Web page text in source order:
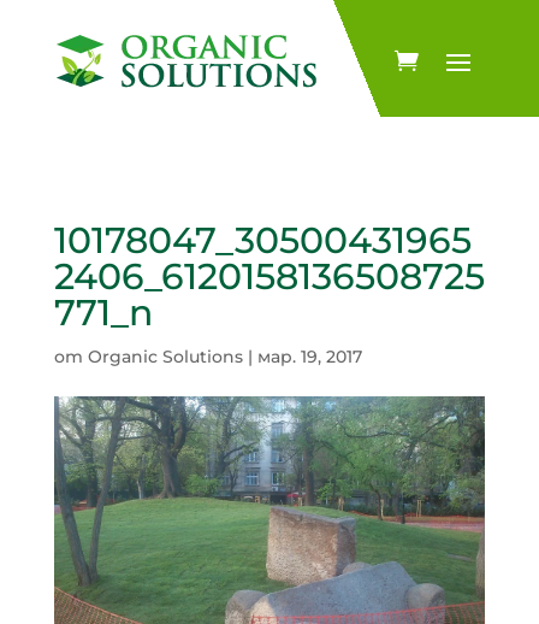
10178047_30500431965
2406_6120158136508725
771_n
от Organic Solutions| мар. 19, 2017